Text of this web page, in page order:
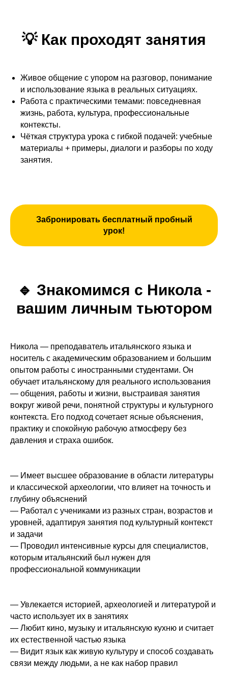
💡 Как проходят занятия
Живое общение с упором на разговор, понимание
и использование языка в реальных ситуациях.
Работа с практическими темами: повседневная
жизнь, работа, культура, профессиональные
контексты.
Чёткая структура урока с гибкой подачей: учебные
материалы + примеры, диалоги и разборы по ходу
занятия.
Забронировать бесплатный пробный
урок!
🔹 Знакомимся с Никола -
вашим личным тьютором
Никола — преподаватель итальянского языка и
носитель с академическим образованием и большим
опытом работы с иностранными студентами. Он
обучает итальянскому для реального использования
— общения, работы и жизни, выстраивая занятия
вокруг живой речи, понятной структуры и культурного
контекста. Его подход сочетает ясные объяснения,
практику и спокойную рабочую атмосферу без
давления и страха ошибок.
— Имеет высшее образование в области литературы
и классической археологии, что влияет на точность и
глубину объяснений
— Работал с учениками из разных стран, возрастов и
уровней, адаптируя занятия под культурный контекст
и задачи
— Проводил интенсивные курсы для специалистов,
которым итальянский был нужен для
профессиональной коммуникации
— Увлекается историей, археологией и литературой и
часто использует их в занятиях
— Любит кино, музыку и итальянскую кухню и считает
их естественной частью языка
— Видит язык как живую культуру и способ создавать
связи между людьми, а не как набор правил